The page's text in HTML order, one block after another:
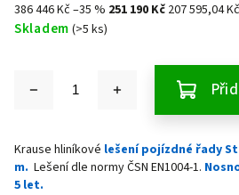
386 446 Kč–35 % 251 190 Kč 207 595,04
Skladem (>5 ks)
Krause hliníkové lešení pojízdné řady
m. Lešení dle normy ČSN EN1004-1.
5 let.